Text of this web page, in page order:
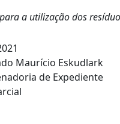
a utilização dos
Maurício Eskudlark
de Expediente